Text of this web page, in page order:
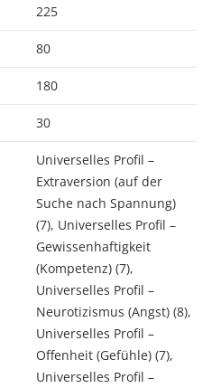
225
80
180
30
Universelles Profil –
Extraversion (auf der
Suche nach Spannung)
(7), Universelles Profil –
Gewissenhaftigkeit
(Kompetenz) (7),
Universelles Profil –
Neurotizismus (Angst) (8),
Universelles Profil –
Offenheit (Gefühle) (7),
Universelles Profil –